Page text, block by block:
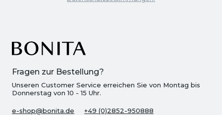
Fragen zur Bestellung?
Unseren Customer Service erreichen Sie von Montag bis
Donnerstag von 10 - 15 Uhr.
e-shop@bonita.de +49 (0)2852-950888